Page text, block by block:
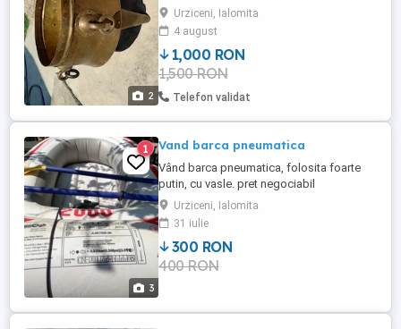
2
sau în casă. Vasul are o formă rotundă și
mânerele metalice, fiind un obiect vintage
cu aspect rustic. Poate fi o adăugare
interesantă la decorul exterior sau interior
al casei. Are o inaltime de 42 cm si un
diametru ...
Urziceni, Ialomita
4 august
1,000 RON
1,500 RON
Telefon validat
3
1 Vand barca pneumatica
Vând barca pneumatica, folosita foarte
putin, cu vasle. pret negociabil
Urziceni, Ialomita
31 iulie
300 RON
400 RON